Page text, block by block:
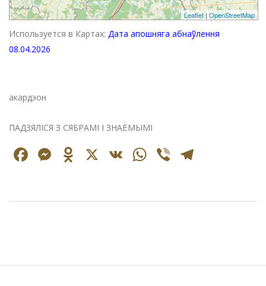
Leaflet | OpenStreetMap
Используется в Картах: Дата апошняга абнаўлення
08.04.2026
акардэон
ПАДЗЯЛІСЯ З СЯБРАМІ І ЗНАЁМЫМІ
Facebook
Messenger
Odnoklassniki
X VK WhatsApp
Viber